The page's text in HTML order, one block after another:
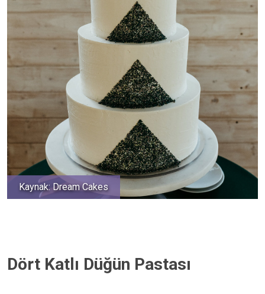
Kaynak: Dream Cakes
Dört Katlı Düğün Pastası